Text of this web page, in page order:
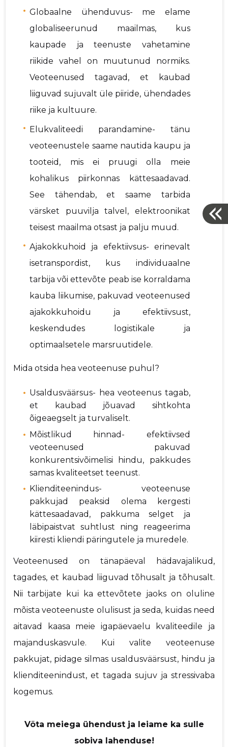
Globaalne ühenduvus- me elame
globaliseerunud maailmas, kus
kaupade ja teenuste vahetamine
riikide vahel on muutunud normiks.
Veoteenused tagavad, et kaubad
liiguvad sujuvalt üle piiride, ühendades
riike ja kultuure.
Elukvaliteedi parandamine- tänu
veoteenustele saame nautida kaupu ja
tooteid, mis ei pruugi olla meie
kohalikus piirkonnas kättesaadavad.
See tähendab, et saame tarbida
värsket puuvilja talvel, elektroonikat
teisest maailma otsast ja palju muud.
Ajakokkuhoid ja efektiivsus- erinevalt
isetranspordist, kus individuaalne
tarbija või ettevõte peab ise korraldama
kauba liikumise, pakuvad veoteenused
ajakokkuhoidu ja efektiivsust,
keskendudes logistikale ja
optimaalsetele marsruutidele.
Mida otsida hea veoteenuse puhul?
Usaldusväärsus- hea veoteenus tagab,
et kaubad jõuavad sihtkohta
õigeaegselt ja turvaliselt.
Mõistlikud hinnad- efektiivsed
veoteenused pakuvad
konkurentsivõimelisi hindu, pakkudes
samas kvaliteetset teenust.
Klienditeenindus- veoteenuse
pakkujad peaksid olema kergesti
kättesaadavad, pakkuma selget ja
läbipaistvat suhtlust ning reageerima
kiiresti kliendi päringutele ja muredele.
Veoteenused on tänapäeval hädavajalikud,
tagades, et kaubad liiguvad tõhusalt ja tõhusalt.
Nii tarbijate kui ka ettevõtete jaoks on oluline
mõista veoteenuste olulisust ja seda, kuidas need
aitavad kaasa meie igapäevaelu kvaliteedile ja
majanduskasvule. Kui valite veoteenuse
pakkujat, pidage silmas usaldusväärsust, hindu ja
klienditeenindust, et tagada sujuv ja stressivaba
kogemus.
Võta meiega ühendust ja leiame ka sulle
sobiva lahenduse!